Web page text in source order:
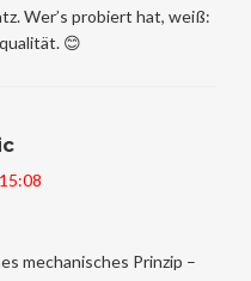
Wer’s probiert hat, weiß:
😊
mechanisches Prinzip –